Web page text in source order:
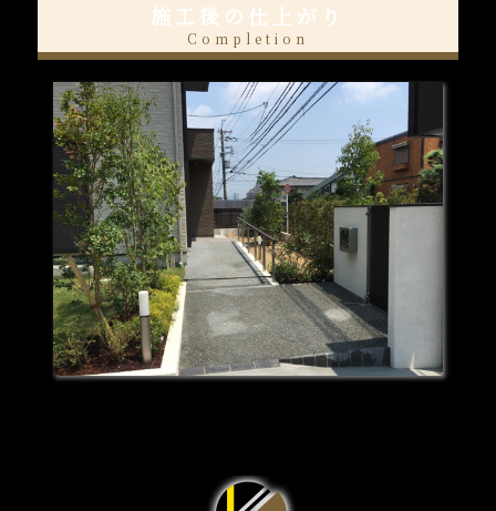
施工後の仕上がり
Completion